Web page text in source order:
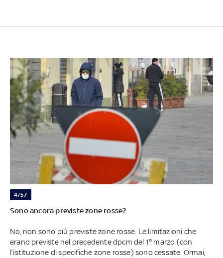
4/57
Sono ancora previste zone rosse?
No, non sono più previste zone rosse. Le limitazioni che
erano previste nel precedente dpcm del 1° marzo (con
l’istituzione di specifiche zone rosse) sono cessate. Ormai,